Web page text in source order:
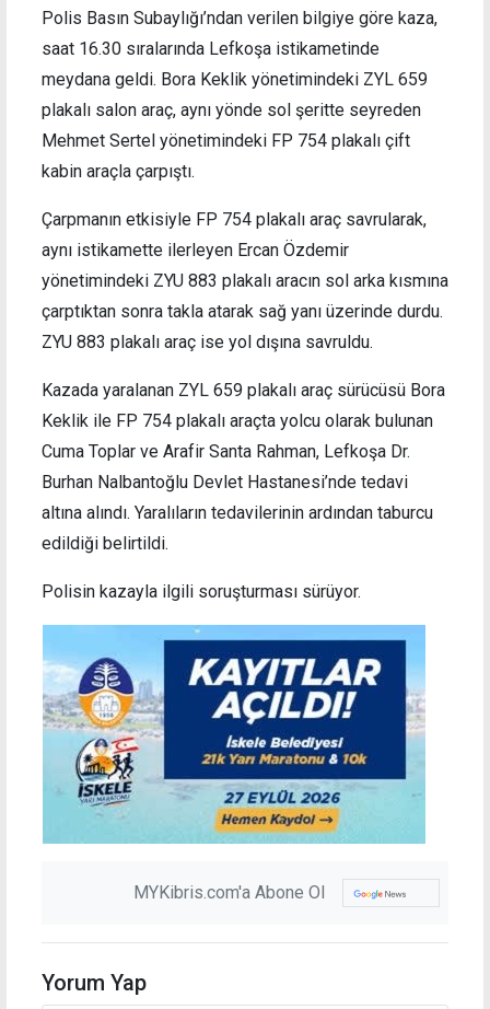
Polis Basın Subaylığı’ndan verilen bilgiye göre kaza,
saat 16.30 sıralarında Lefkoşa istikametinde
meydana geldi. Bora Keklik yönetimindeki ZYL 659
plakalı salon araç, aynı yönde sol şeritte seyreden
Mehmet Sertel yönetimindeki FP 754 plakalı çift
kabin araçla çarpıştı.
Çarpmanın etkisiyle FP 754 plakalı araç savrularak,
aynı istikamette ilerleyen Ercan Özdemir
yönetimindeki ZYU 883 plakalı aracın sol arka kısmına
çarptıktan sonra takla atarak sağ yanı üzerinde durdu.
ZYU 883 plakalı araç ise yol dışına savruldu.
Kazada yaralanan ZYL 659 plakalı araç sürücüsü Bora
Keklik ile FP 754 plakalı araçta yolcu olarak bulunan
Cuma Toplar ve Arafir Santa Rahman, Lefkoşa Dr.
Burhan Nalbantoğlu Devlet Hastanesi’nde tedavi
altına alındı. Yaralıların tedavilerinin ardından taburcu
edildiği belirtildi.
Polisin kazayla ilgili soruşturması sürüyor.
MYKibris.com'a Abone Ol
Yorum Yap